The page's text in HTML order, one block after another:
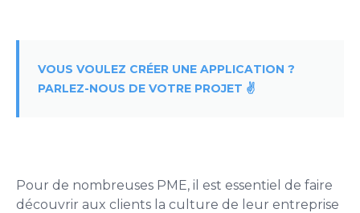
VOUS VOULEZ CRÉER UNE APPLICATION ?
PARLEZ-NOUS DE VOTRE PROJET ✌️
Pour de nombreuses PME, il est essentiel de faire
découvrir aux clients la culture de leur entreprise